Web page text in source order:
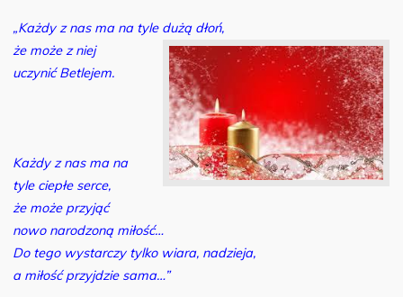
„Każdy z nas ma na tyle dużą dłoń,
że może z niej
uczynić Betlejem.
Każdy z nas ma na
tyle ciepłe serce,
że może przyjąć
nowo narodzoną miłość…
Do tego wystarczy tylko wiara, nadzieja,
a miłość przyjdzie sama…”